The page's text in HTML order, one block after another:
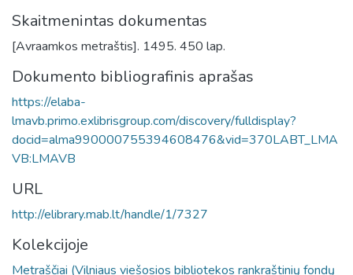
Skaitmenintas dokumentas
[Avraamkos metraštis]. 1495. 450 lap.
Dokumento bibliografinis aprašas
https://elaba-
lmavb.primo.exlibrisgroup.com/discovery/fulldisplay?
docid=alma990000755394608476&vid=370LABT_LMA
VB:LMAVB
URL
http://elibrary.mab.lt/handle/1/7327
Kolekcijoje
Metraščiai (Vilniaus viešosios bibliotekos rankraštinių fondų